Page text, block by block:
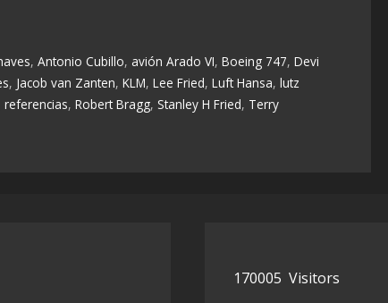
, Antonio Cubillo, avión Arado VI, Boeing 747, Devi
, Jacob van Zanten, KLM, Lee Fried, Luft Hansa, lutz
referencias, Robert Bragg, Stanley H Fried, Terry
170005 Visitors